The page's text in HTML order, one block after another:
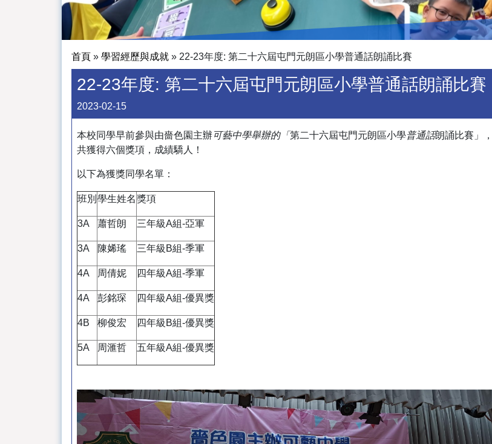
首頁 » 學習經歷與成就 » 22-23年度: 第二十六屆屯門元朗區小學普通話朗誦比賽
22-23年度: 第二十六屆屯門元朗區小學普通話朗誦比賽
2023-02-15
本校同學早前參與由嗇色園主辦可藝中學舉辦的「第二十六屆屯門元朗區小學普通話朗誦比賽」
共獲得六個獎項，成績驕人！
以下為獲獎同學名單：
班別 學生姓名獎項
3A 蕭哲朗 三年級A組-亞軍
3A 陳㛓瑤 三年級B組-季軍
4A 周倩妮 四年級A組-季軍
4A 彭銘琛 四年級A組-優異獎
4B 柳俊宏 四年級B組-優異獎
5A 周滙哲 五年級A組-優異獎